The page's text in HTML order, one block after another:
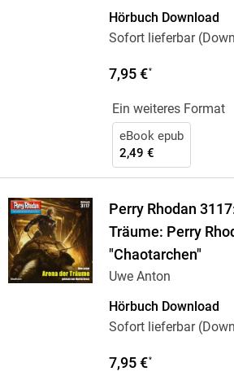
Hörbuch Download
Sofort lieferbar
7,95 €*
Ein weiteres Format
eBook epub
2,49 €
Perry Rhodan
Träume: Perry
"Chaotarchen"
Uwe Anton
Hörbuch Download
Sofort lieferbar
7,95 €*